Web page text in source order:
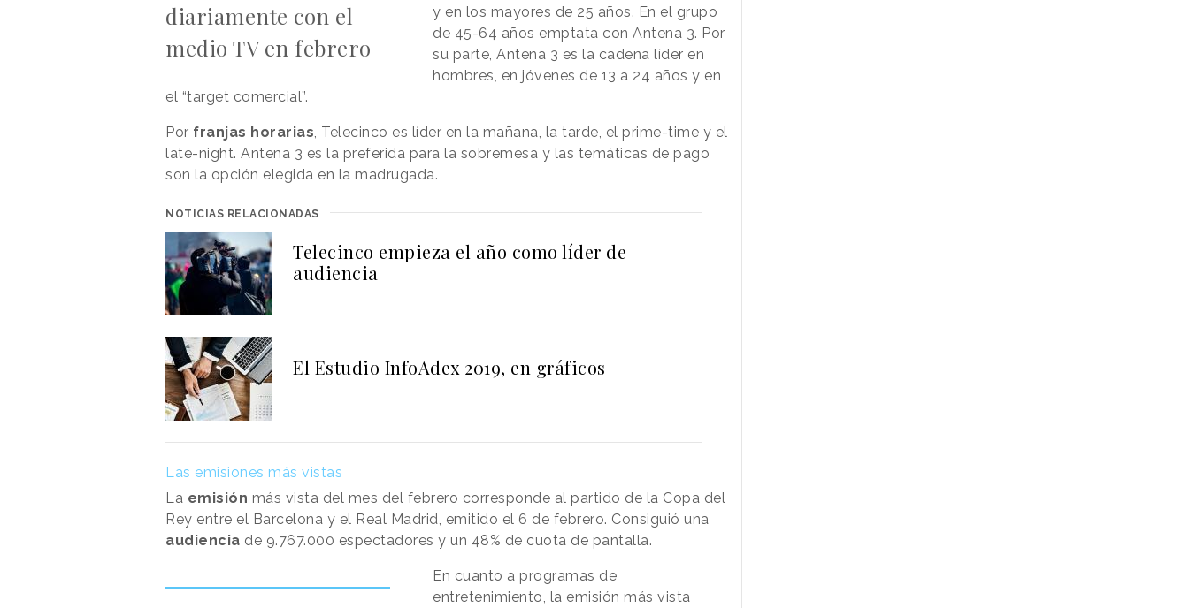
diariamente con el
medio TV en febrero
y en los mayores de 25 años. En el grupo
de 45-64 años emptata con Antena 3. Por
su parte, Antena 3 es la cadena líder en
hombres, en jóvenes de 13 a 24 años y en
el “target comercial”.
Por franjas horarias , Telecinco es líder en la mañana, la tarde, el prime-time y el
late-night. Antena 3 es la preferida para la sobremesa y las temáticas de pago
son la opción elegida en la madrugada.
NOTICIAS RELACIONADAS
Telecinco empieza el año como líder de
audiencia
El Estudio InfoAdex 2019, en gráficos
Las emisiones más vistas
La emisión más vista del mes del febrero corresponde al partido de la Copa del
Rey entre el Barcelona y el Real Madrid, emitido el 6 de febrero. Consiguió una
audiencia de 9.767.000 espectadores y un 48% de cuota de pantalla.
En cuanto a programas de
entretenimiento, la emisión más vista